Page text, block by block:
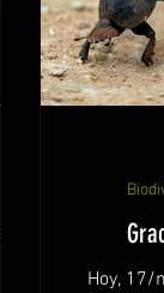
Hoy,